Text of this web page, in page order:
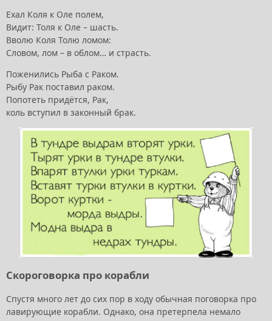
Ехал Коля к Оле полем,
Видит: Толя к Оле – шасть.
Вволю Коля Толю ломом:
Словом, лом – в облом… и страсть.
Поженились Рыба с Раком.
Рыбу Рак поставил раком.
Попотеть придётся, Рак,
коль вступил в законный брак.
Скороговорка про корабли
Спустя много лет до сих пор в ходу обычная поговорка про
лавирующие корабли. Однако, она претерпела немало